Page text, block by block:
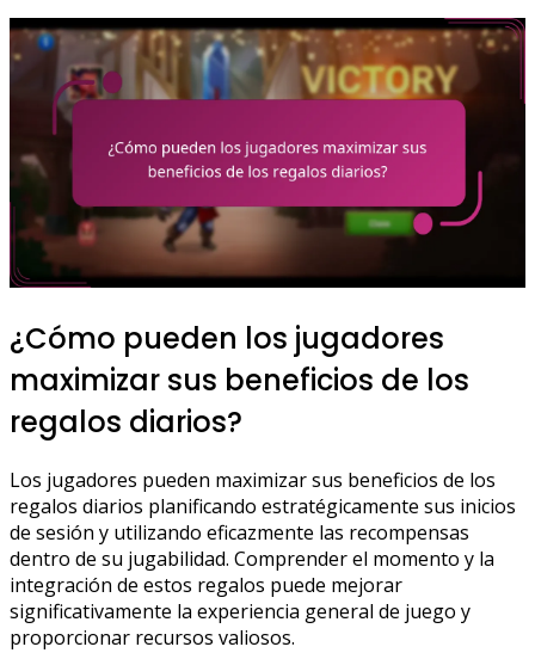
¿Cómo pueden los jugadores
maximizar sus beneficios de los
regalos diarios?
Los jugadores pueden maximizar sus beneficios de los
regalos diarios planificando estratégicamente sus inicios
de sesión y utilizando eficazmente las recompensas
dentro de su jugabilidad. Comprender el momento y la
integración de estos regalos puede mejorar
significativamente la experiencia general de juego y
proporcionar recursos valiosos.